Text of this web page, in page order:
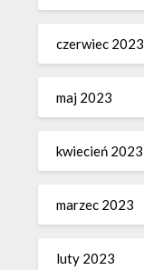
czerwiec 2023
maj 2023
kwiecień 2023
marzec 2023
luty 2023